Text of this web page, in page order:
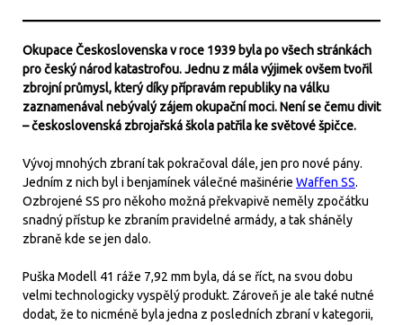
Okupace Československa v roce 1939 byla po všech stránkách
pro český národ katastrofou. Jednu z mála výjimek ovšem tvořil
zbrojní průmysl, který díky přípravám republiky na válku
zaznamenával nebývalý zájem okupační moci. Není se čemu divit
– československá zbrojařská škola patřila ke světové špičce.
Vývoj mnohých zbraní tak pokračoval dále, jen pro nové pány.
Jedním z nich byl i benjamínek válečné mašinérie Waffen SS.
Ozbrojené SS pro někoho možná překvapivě neměly zpočátku
snadný přístup ke zbraním pravidelné armády, a tak sháněly
zbraně kde se jen dalo.
Puška Modell 41 ráže 7,92 mm byla, dá se říct, na svou dobu
velmi technologicky vyspělý produkt. Zároveň je ale také nutné
dodat, že to nicméně byla jedna z posledních zbraní v kategorii,